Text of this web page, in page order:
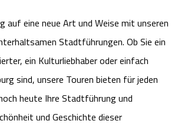
auf eine neue Art und Weise mit unseren
Stadtführungen. Ob Sie ein
ein Kulturliebhaber oder einfach
sind, unsere Touren bieten für jeden
heute Ihre Stadtführung und
und Geschichte dieser